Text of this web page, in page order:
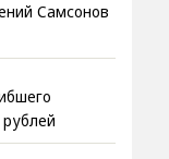
Самсонов